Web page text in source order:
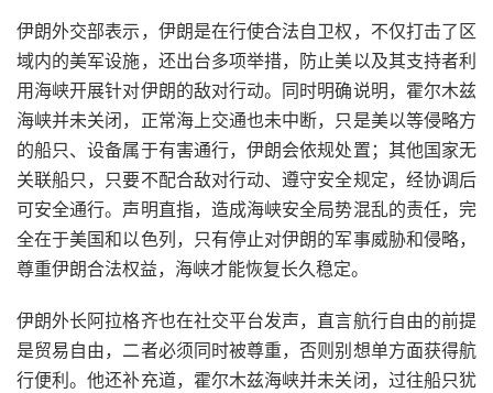
伊朗外交部表示，伊朗是在行使合法自卫权，不仅打击了区
域内的美军设施，还出台多项举措，防止美以及其支持者利
用海峡开展针对伊朗的敌对行动。同时明确说明，霍尔木兹
海峡并未关闭，正常海上交通也未中断，只是美以等侵略方
的船只、设备属于有害通行，伊朗会依规处置；其他国家无
关联船只，只要不配合敌对行动、遵守安全规定，经协调后
可安全通行。声明直指，造成海峡安全局势混乱的责任，完
全在于美国和以色列，只有停止对伊朗的军事威胁和侵略，
尊重伊朗合法权益，海峡才能恢复长久稳定。
伊朗外长阿拉格齐也在社交平台发声，直言航行自由的前提
是贸易自由，二者必须同时被尊重，否则别想单方面获得航
行便利。他还补充道，霍尔木兹海峡并未关闭，过往船只犹